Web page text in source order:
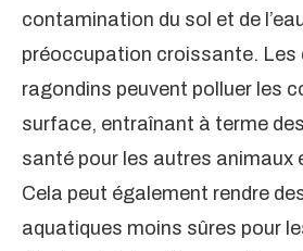
contamination du sol et de
préoccupation croissante. Les
ragondins peuvent polluer les
surface, entraînant à terme
santé pour les autres animaux
Cela peut également rendre
aquatiques moins sûres pour